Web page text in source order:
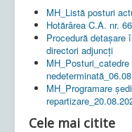
MH_Listă posturi
Hotărârea C.A. nr.
Procedură detașare
directori adjuncți
MH_Programare
Cele mai citite